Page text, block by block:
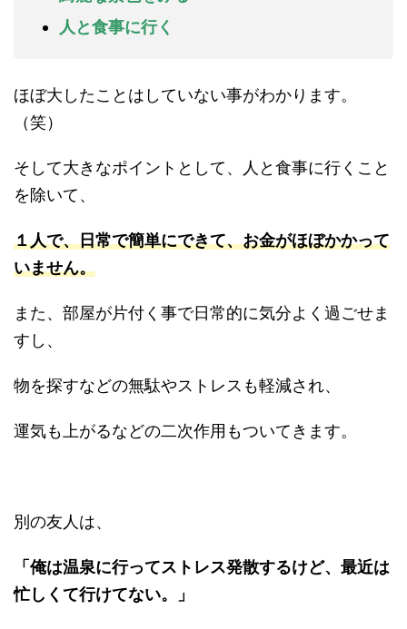
人と食事に行く
ほぼ大したことはしていない事がわかります。
（笑）
そして大きなポイントとして、人と食事に行くこと
を除いて、
１人で、日常で簡単にできて、お金がほぼかかって
いません。
また、部屋が片付く事で日常的に気分よく過ごせま
すし、
物を探すなどの無駄やストレスも軽減され、
運気も上がるなどの二次作用もついてきます。
別の友人は、
「俺は温泉に行ってストレス発散するけど、最近は
忙しくて行けてない。」